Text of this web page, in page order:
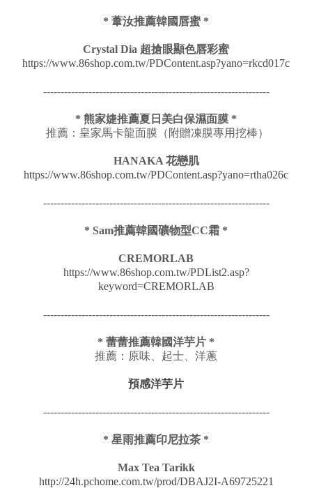
* 葦汝推薦韓國唇蜜 *
Crystal Dia 超搶眼顯色唇彩蜜
https://www.86shop.com.tw/PDContent.asp?yano=rkcd017c
-----------------------------------------------------------------
* 熊家婕推薦夏日美白保濕面膜 *
推薦：皇家馬卡龍面膜（附贈凍膜專用挖棒）
HANAKA 花戀肌
https://www.86shop.com.tw/PDContent.asp?yano=rtha026c
-----------------------------------------------------------------
* Sam推薦韓國礦物型CC霜 *
CREMORLAB
https://www.86shop.com.tw/PDList2.asp?
keyword=CREMORLAB
-----------------------------------------------------------------
* 蕾蕾推薦韓國洋芋片 *
推薦：原味、起士、洋蔥
預感洋芋片
-----------------------------------------------------------------
* 星雨推薦印尼拉茶 *
Max Tea Tarikk
http://24h.pchome.com.tw/prod/DBAJ2I-A69725221